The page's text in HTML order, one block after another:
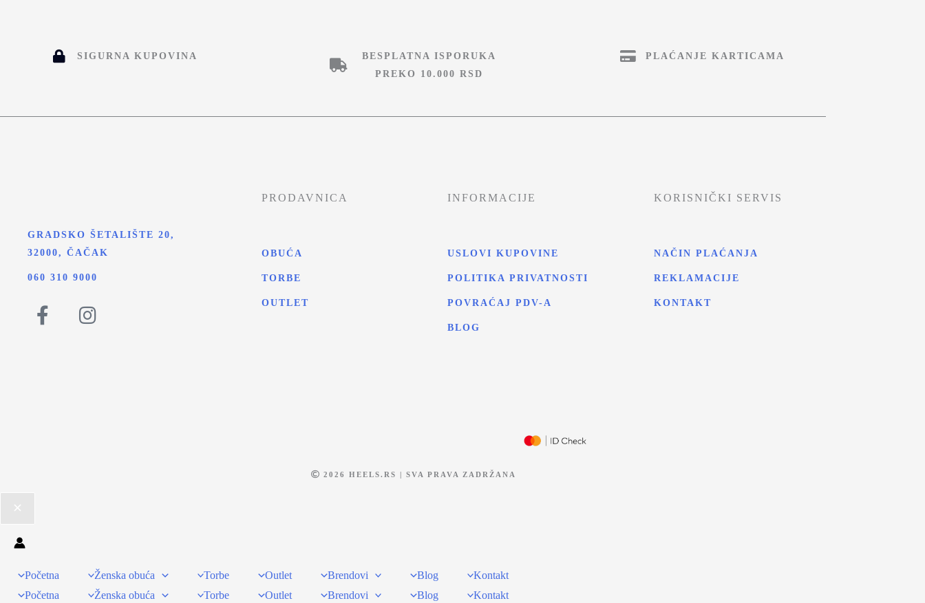
SIGURNA KUPOVINA
BESPLATNA ISPORUKA
PREKO 10.000 RSD
PLAĆANJE KARTICAMA
GRADSKO ŠETALIŠTE 20,
32000, ČAČAK
060 310 9000
PRODAVNICA
OBUĆA
TORBE
OUTLET
INFORMACIJE
USLOVI KUPOVINE
POLITIKA PRIVATNOSTI
POVRAĆAJ PDV-A
BLOG
KORISNIČKI SERVIS
NAČIN PLAĆANJA
REKLAMACIJE
KONTAKT
2026 HEELS.RS | SVA PRAVA ZADRŽANA
Početna Ženska obuća Torbe Outlet Brendovi Blog
Kontakt
Početna
Ženska obuća Torbe Outlet Brendovi Blog Kontakt